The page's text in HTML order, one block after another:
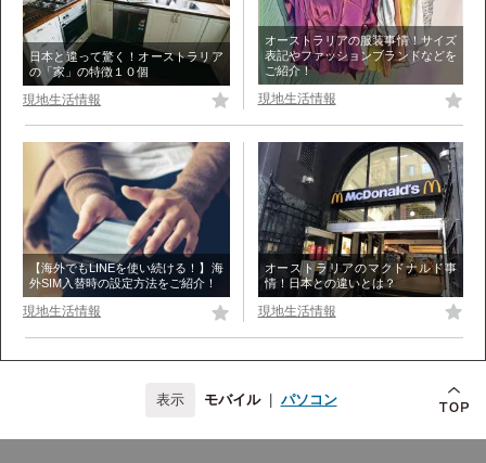
日本と違って驚く！オーストラリア
の「家」の特徴１０個
現地生活情報
オーストラリアの服装事情！サイズ
表記やファッションブランドなどを
ご紹介！
現地生活情報
【海外でもLINEを使い続ける！】海
外SIM入替時の設定方法をご紹介！
現地生活情報
オーストラリアのマクドナルド事
情！日本との違いとは？
現地生活情報
モバイル | パソコン